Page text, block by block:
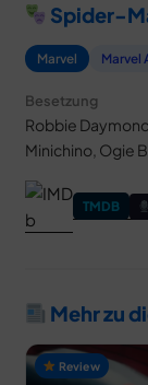
Spider-
Marvel Marvel
Besetzung
Robbie
Minichino, Ogie
TMDB
Mehr zu
Review